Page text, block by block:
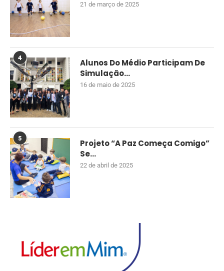
21 de março de 2025
4
Alunos Do Médio Participam De
Simulação...
16 de maio de 2025
5
Projeto “A Paz Começa Comigo”
Se...
22 de abril de 2025